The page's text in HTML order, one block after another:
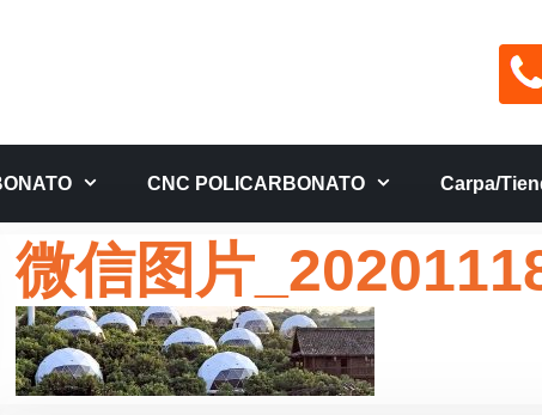
CNC POLICARBONATO Carpa/
微信图片